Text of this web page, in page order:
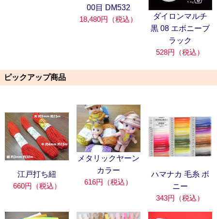
00目 DM532
18,480円（税込）
ダイロンマルチ
黒 08 エボニーブ
ラック
528円（税込）
ピックアップ商品
江戸打ち紐
660円（税込）
メタリックヤーン
カラー
616円（税込）
ハマナカ 毛糸 ボ
ニー
343円（税込）